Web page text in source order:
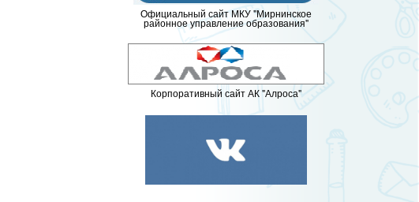
Официальный сайт МКУ "Мирнинское
районное управление образования"
Корпоративный сайт АК "Алроса"